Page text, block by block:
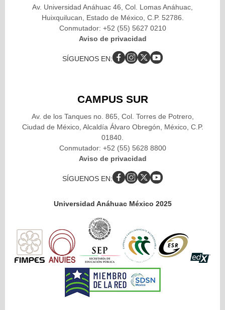
Av. Universidad Anáhuac 46, Col. Lomas Anáhuac,
Huixquilucan, Estado de México, C.P. 52786.
Conmutador: +52 (55) 5627 0210
Aviso de privacidad
SÍGUENOS EN:
CAMPUS SUR
Av. de los Tanques no. 865, Col. Torres de Potrero,
Ciudad de México, Alcaldía Álvaro Obregón, México, C.P.
01840.
Conmutador: +52 (55) 5628 8800
Aviso de privacidad
SÍGUENOS EN:
Universidad Anáhuac México 2025